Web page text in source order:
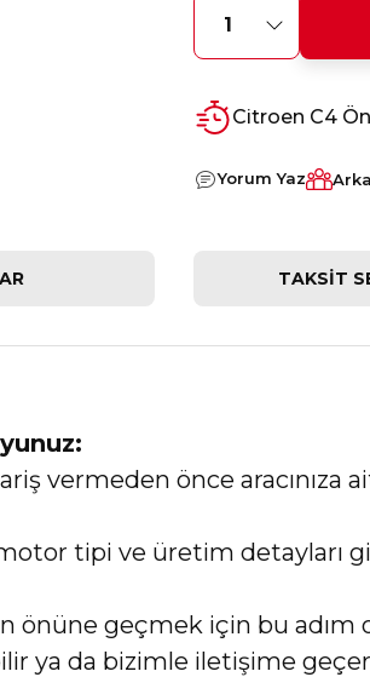
Citroen C4
Yorum Yaz
TAKSIT
önce aracınıza ait
motor tipi ve üretim
önüne geçmek için bu
ya da bizimle iletişime